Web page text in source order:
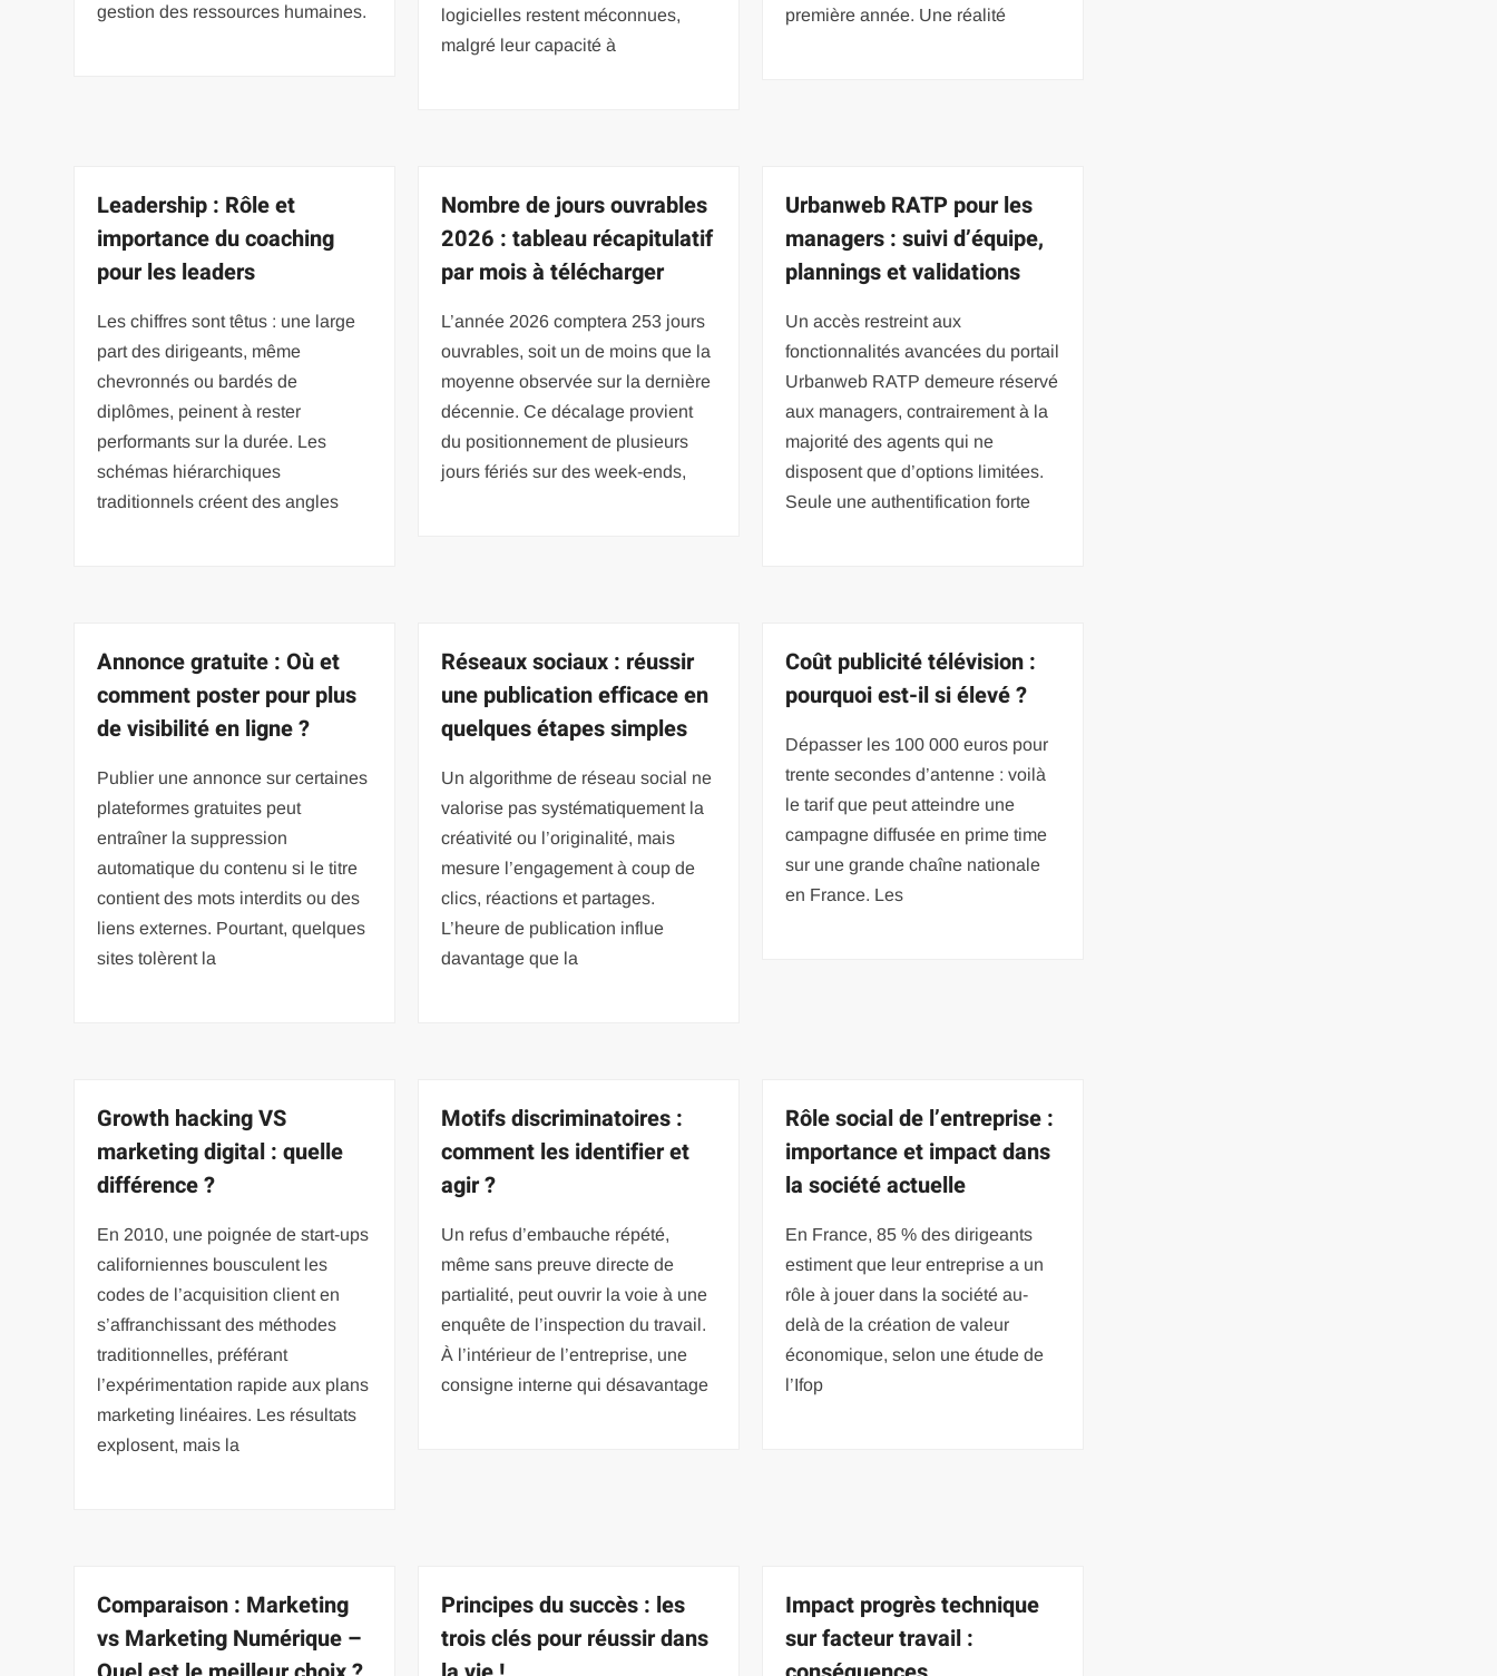
gestion des ressources humaines.
logicielles restent méconnues,
malgré leur capacité à
première année. Une réalité
Leadership : Rôle et
importance du coaching
pour les leaders
Les chiffres sont têtus : une large
part des dirigeants, même
chevronnés ou bardés de
diplômes, peinent à rester
performants sur la durée. Les
schémas hiérarchiques
traditionnels créent des angles
Nombre de jours ouvrables
2026 : tableau récapitulatif
par mois à télécharger
L’année 2026 comptera 253 jours
ouvrables, soit un de moins que la
moyenne observée sur la dernière
décennie. Ce décalage provient
du positionnement de plusieurs
jours fériés sur des week-ends,
Urbanweb RATP pour les
managers : suivi d’équipe,
plannings et validations
Un accès restreint aux
fonctionnalités avancées du portail
Urbanweb RATP demeure réservé
aux managers, contrairement à la
majorité des agents qui ne
disposent que d’options limitées.
Seule une authentification forte
Annonce gratuite : Où et
comment poster pour plus
de visibilité en ligne ?
Publier une annonce sur certaines
plateformes gratuites peut
entraîner la suppression
automatique du contenu si le titre
contient des mots interdits ou des
liens externes. Pourtant, quelques
sites tolèrent la
Réseaux sociaux : réussir
une publication efficace en
quelques étapes simples
Un algorithme de réseau social ne
valorise pas systématiquement la
créativité ou l’originalité, mais
mesure l’engagement à coup de
clics, réactions et partages.
L’heure de publication influe
davantage que la
Coût publicité télévision :
pourquoi est-il si élevé ?
Dépasser les 100 000 euros pour
trente secondes d’antenne : voilà
le tarif que peut atteindre une
campagne diffusée en prime time
sur une grande chaîne nationale
en France. Les
Growth hacking VS
marketing digital : quelle
différence ?
En 2010, une poignée de start-ups
californiennes bousculent les
codes de l’acquisition client en
s’affranchissant des méthodes
traditionnelles, préférant
l’expérimentation rapide aux plans
marketing linéaires. Les résultats
explosent, mais la
Motifs discriminatoires :
comment les identifier et
agir ?
Un refus d’embauche répété,
même sans preuve directe de
partialité, peut ouvrir la voie à une
enquête de l’inspection du travail.
À l’intérieur de l’entreprise, une
consigne interne qui désavantage
Rôle social de l’entreprise :
importance et impact dans
la société actuelle
En France, 85 % des dirigeants
estiment que leur entreprise a un
rôle à jouer dans la société au-
delà de la création de valeur
économique, selon une étude de
l’Ifop
Comparaison : Marketing
vs Marketing Numérique –
Principes du succès : les
trois clés pour réussir dans
Impact progrès technique
sur facteur travail :